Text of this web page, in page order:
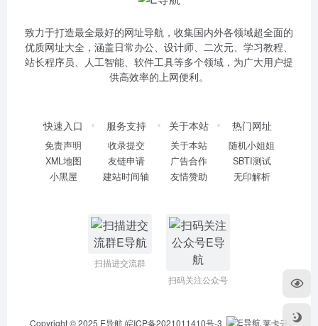
致力于打造最全最好的网址导航，收集国内外各领域超全面的
优质网址大全，涵盖日常办公、设计师、二次元、学习教程、
站长程序员、人工智能、软件工具等多个领域，为广大用户提
供高效率的上网便利。
快速入口
免责声明
XML地图
小黑屋
服务支持
收录提交
友链申请
建站时间轴
关于本站
关于本站
广告合作
友情赞助
热门网址
随机小姐姐
SBTI测试
无印解析
扫描进交流群
扫码关注公众号
Copyright © 2025 E导航皖ICP备2021011410号-3 莱卡云